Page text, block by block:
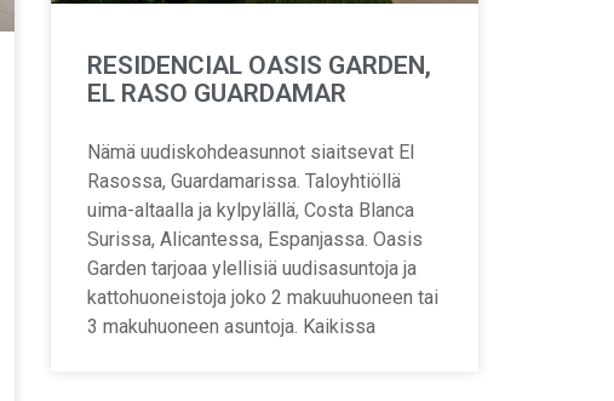
RESIDENCIAL OASIS GARDEN,
EL RASO GUARDAMAR
Nämä uudiskohdeasunnot siaitsevat El
Rasossa, Guardamarissa. Taloyhtiöllä
uima-altaalla ja kylpylällä, Costa Blanca
Surissa, Alicantessa, Espanjassa. Oasis
Garden tarjoaa ylellisiä uudisasuntoja ja
kattohuoneistoja joko 2 makuuhuoneen tai
3 makuhuoneen asuntoja. Kaikissa